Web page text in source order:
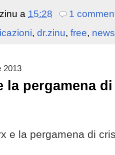
a 15:28
1
, dr.zinu, free, news
2013
la pergamena
e la pergamena di